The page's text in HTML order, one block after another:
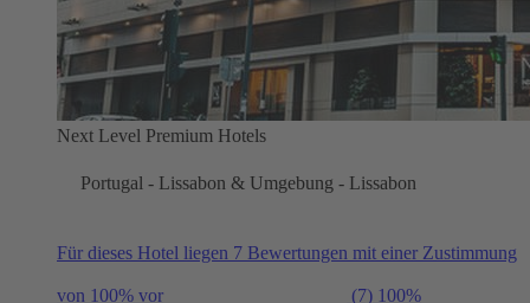
Next Level Premium Hotels
Portugal - Lissabon & Umgebung - Lissabon
Für dieses Hotel liegen 7 Bewertungen mit einer Zustimmung
von 100% vor (7) 100%